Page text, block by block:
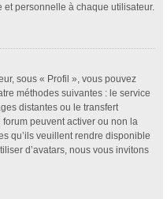
et personnelle à chaque utilisateur.
sous « Profil », vous pouvez
méthodes suivantes : le service
distantes ou le transfert
peuvent activer ou non la
qu’ils veuillent rendre disponible
d’avatars, nous vous invitons